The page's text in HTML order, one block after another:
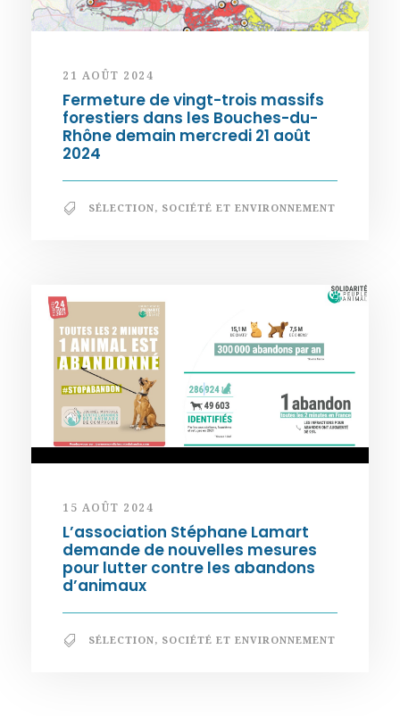
21 AOÛT 2024
Fermeture de vingt-trois massifs
forestiers dans les Bouches-du-
Rhône demain mercredi 21 août
2024
SÉLECTION, SOCIÉTÉ ET ENVIRONNEMENT
15 AOÛT 2024
L’association Stéphane Lamart
demande de nouvelles mesures
pour lutter contre les abandons
d’animaux
SÉLECTION, SOCIÉTÉ ET ENVIRONNEMENT